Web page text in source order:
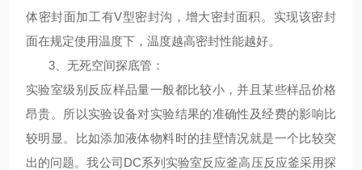
体密封面加工有V型密封沟，增大密封面积。实现该密封
面在规定使用温度下，温度越高密封性能越好。
3、 无死空间探底管 ：
实验室级别反应样品量一般都比较小，并且某些样品价格
昂贵。所以实验设备对实验结果的准确性及经费的影响比
较明显。比如添加液体物料时的挂壁情况就是一个比较突
出的问题。我公司DC系列 实验室反应釜高压反应釜采用探